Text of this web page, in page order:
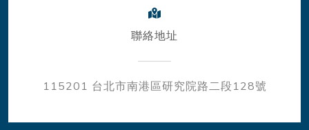
聯絡地址
115201 台北市南港區研究院路二段128號